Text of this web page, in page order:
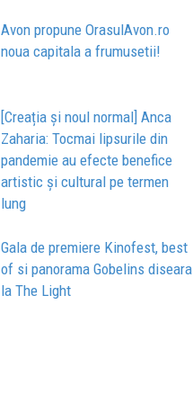
Avon propune OrasulAvon.ro
noua capitala a frumusetii!
[Creația și noul normal] Anca
Zaharia: Tocmai lipsurile din
pandemie au efecte benefice
artistic şi cultural pe termen
lung
Gala de premiere Kinofest, best
of si panorama Gobelins diseara
la The Light